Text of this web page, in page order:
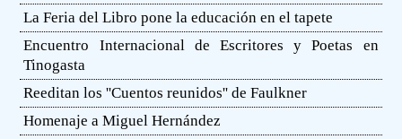
La Feria del Libro pone la educación en el tapete
Encuentro Internacional de Escritores y Poetas en
Tinogasta
Reeditan los ''Cuentos reunidos'' de Faulkner
Homenaje a Miguel Hernández